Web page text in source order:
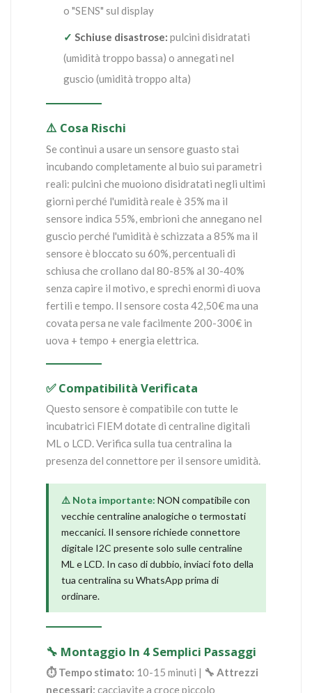
o "SENS" sul display
✓ Schiuse disastrose: pulcini disidratati
(umidità troppo bassa) o annegati nel
guscio (umidità troppo alta)
⚠️ Cosa Rischi
Se continui a usare un sensore guasto stai
incubando completamente al buio sui parametri
reali: pulcini che muoiono disidratati negli ultimi
giorni perché l'umidità reale è 35% ma il
sensore indica 55%, embrioni che annegano nel
guscio perché l'umidità è schizzata a 85% ma il
sensore è bloccato su 60%, percentuali di
schiusa che crollano dal 80-85% al 30-40%
senza capire il motivo, e sprechi enormi di uova
fertili e tempo. Il sensore costa 42,50€ ma una
covata persa ne vale facilmente 200-300€ in
uova + tempo + energia elettrica.
✅ Compatibilità Verificata
Questo sensore è compatibile con tutte le
incubatrici FIEM dotate di centraline digitali
ML o LCD. Verifica sulla tua centralina la
presenza del connettore per il sensore umidità.
⚠️ Nota importante: NON compatibile con
vecchie centraline analogiche o termostati
meccanici. Il sensore richiede connettore
digitale I2C presente solo sulle centraline
ML e LCD. In caso di dubbio, inviaci foto della
tua centralina su WhatsApp prima di
ordinare.
🔧 Montaggio In 4 Semplici Passaggi
⏱ Tempo stimato: 10-15 minuti | 🔧 Attrezzi
necessari: cacciavite a croce piccolo